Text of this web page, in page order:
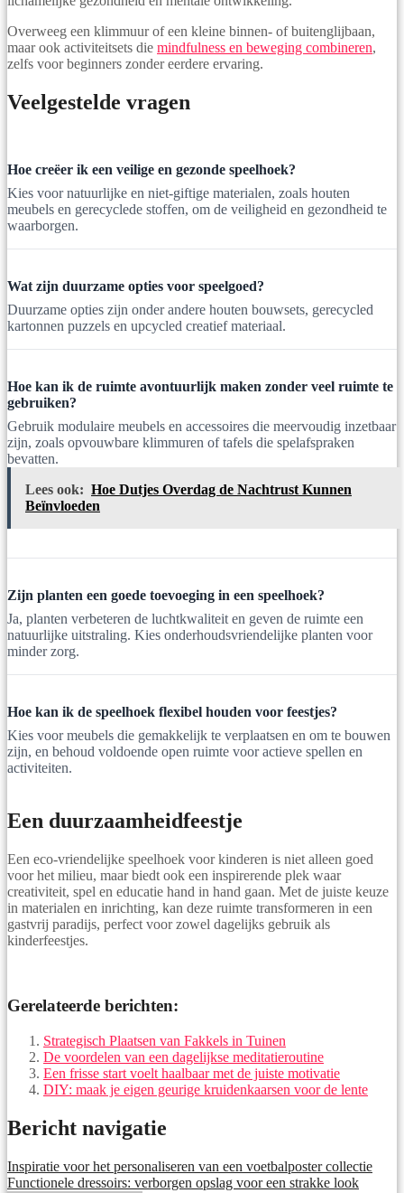
Overweeg een klimmuur of een kleine binnen- of buitenglijbaan,
maar ook activiteitsets die mindfulness en beweging combineren,
zelfs voor beginners zonder eerdere ervaring.
Veelgestelde vragen
Hoe creëer ik een veilige en gezonde speelhoek?
Kies voor natuurlijke en niet-giftige materialen, zoals houten
meubels en gerecyclede stoffen, om de veiligheid en gezondheid te
waarborgen.
Wat zijn duurzame opties voor speelgoed?
Duurzame opties zijn onder andere houten bouwsets, gerecycled
kartonnen puzzels en upcycled creatief materiaal.
Hoe kan ik de ruimte avontuurlijk maken zonder veel ruimte te
gebruiken?
Gebruik modulaire meubels en accessoires die meervoudig inzetbaar
zijn, zoals opvouwbare klimmuren of tafels die spelafspraken
bevatten.
Lees ook: Hoe Dutjes Overdag de Nachtrust Kunnen
Beïnvloeden
Zijn planten een goede toevoeging in een speelhoek?
Ja, planten verbeteren de luchtkwaliteit en geven de ruimte een
natuurlijke uitstraling. Kies onderhoudsvriendelijke planten voor
minder zorg.
Hoe kan ik de speelhoek flexibel houden voor feestjes?
Kies voor meubels die gemakkelijk te verplaatsen en om te bouwen
zijn, en behoud voldoende open ruimte voor actieve spellen en
activiteiten.
Een duurzaamheidfeestje
Een eco-vriendelijke speelhoek voor kinderen is niet alleen goed
voor het milieu, maar biedt ook een inspirerende plek waar
creativiteit, spel en educatie hand in hand gaan. Met de juiste keuze
in materialen en inrichting, kan deze ruimte transformeren in een
gastvrij paradijs, perfect voor zowel dagelijks gebruik als
kinderfeestjes.
Gerelateerde berichten:
Strategisch Plaatsen van Fakkels in Tuinen
De voordelen van een dagelijkse meditatieroutine
Een frisse start voelt haalbaar met de juiste motivatie
DIY: maak je eigen geurige kruidenkaarsen voor de lente
Bericht navigatie
Inspiratie voor het personaliseren van een voetbalposter collectie
Functionele dressoirs: verborgen opslag voor een strakke look